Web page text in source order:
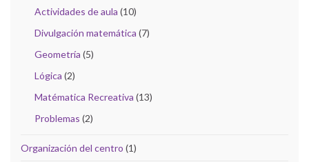
Actividades de aula (10)
Divulgación matemática (7)
Geometría (5)
Lógica (2)
Matématica Recreativa (13)
Problemas (2)
Organización del centro (1)